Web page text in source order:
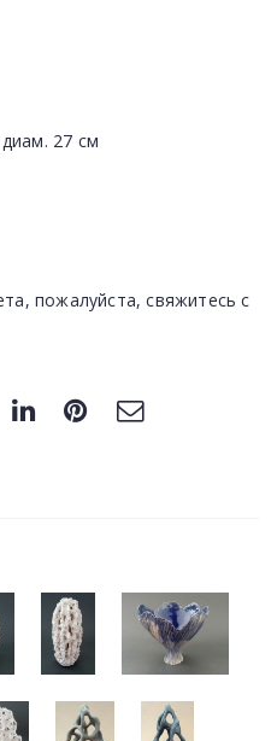
27 см
пожалуйста, свяжитесь с